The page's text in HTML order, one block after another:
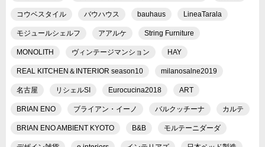
コウベスタイル バウハウス bauhaus LineaTarala
モジュールシェルフ アアルケ String Furniture
MONOLITH ヴィンテージマンション HAY
REAL KITCHEN＆INTERIOR season10 milanosalne2019
名古屋 リシェルSI Eurocucina2018 ART
BRIAN ENO ブライアン・イーノ バルクッチーナ カルテ
BRIAN ENO AMBIENT KYOTO B&B モルテーニダーダ